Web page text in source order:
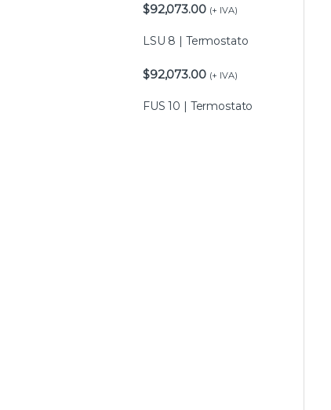
$92,073.00 (+ IVA)
LSU 8 | Termostato
$92,073.00 (+ IVA)
FUS 10 | Termostato